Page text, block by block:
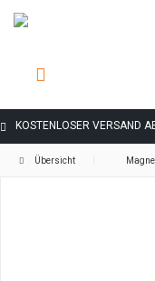
KOSTENLOSER VERSAND
Übersicht